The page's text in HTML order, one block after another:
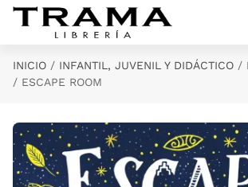
Saltar al contenido principal
INICIO INFANTIL, JUVENIL Y DIDÁCTICO
ESCAPE ROOM